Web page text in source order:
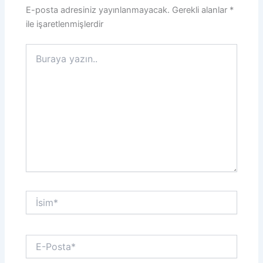
E-posta adresiniz yayınlanmayacak. Gerekli alanlar *
ile işaretlenmişlerdir
yazın..
İsim*
Posta*